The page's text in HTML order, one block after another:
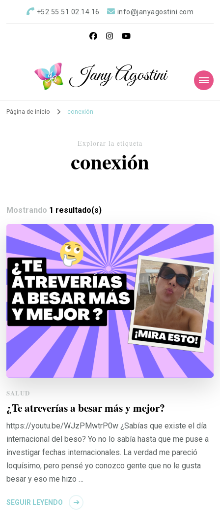
+52.55.51.02.14.16 info@janyagostini.com
Jany Agostini
Página de inicio conexión
Explorar la etiqueta
conexión
Mostrando 1 resultado(s)
SALUD
¿Te atreverías a besar más y mejor?
https://youtu.be/WJzPMwtrP0w ¿Sabías que existe el día
internacional del beso? Yo no lo sabía hasta que me puse a
investigar fechas internacionales. La verdad me pareció
loquísimo, pero pensé yo conozco gente que no le gusta
besar y eso me hizo …
SEGUIR LEYENDO